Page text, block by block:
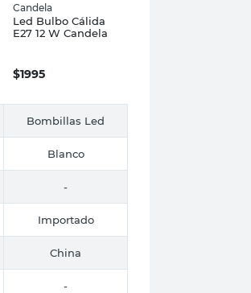
Candela
Led Bulbo Cálida
E27 12 W Candela
$1995
Bombillas Led
Blanco
-
Importado
China
-